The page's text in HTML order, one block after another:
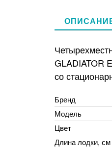
GLADIATOR
со
Бренд
Модель
Цвет
Длина лодки, см